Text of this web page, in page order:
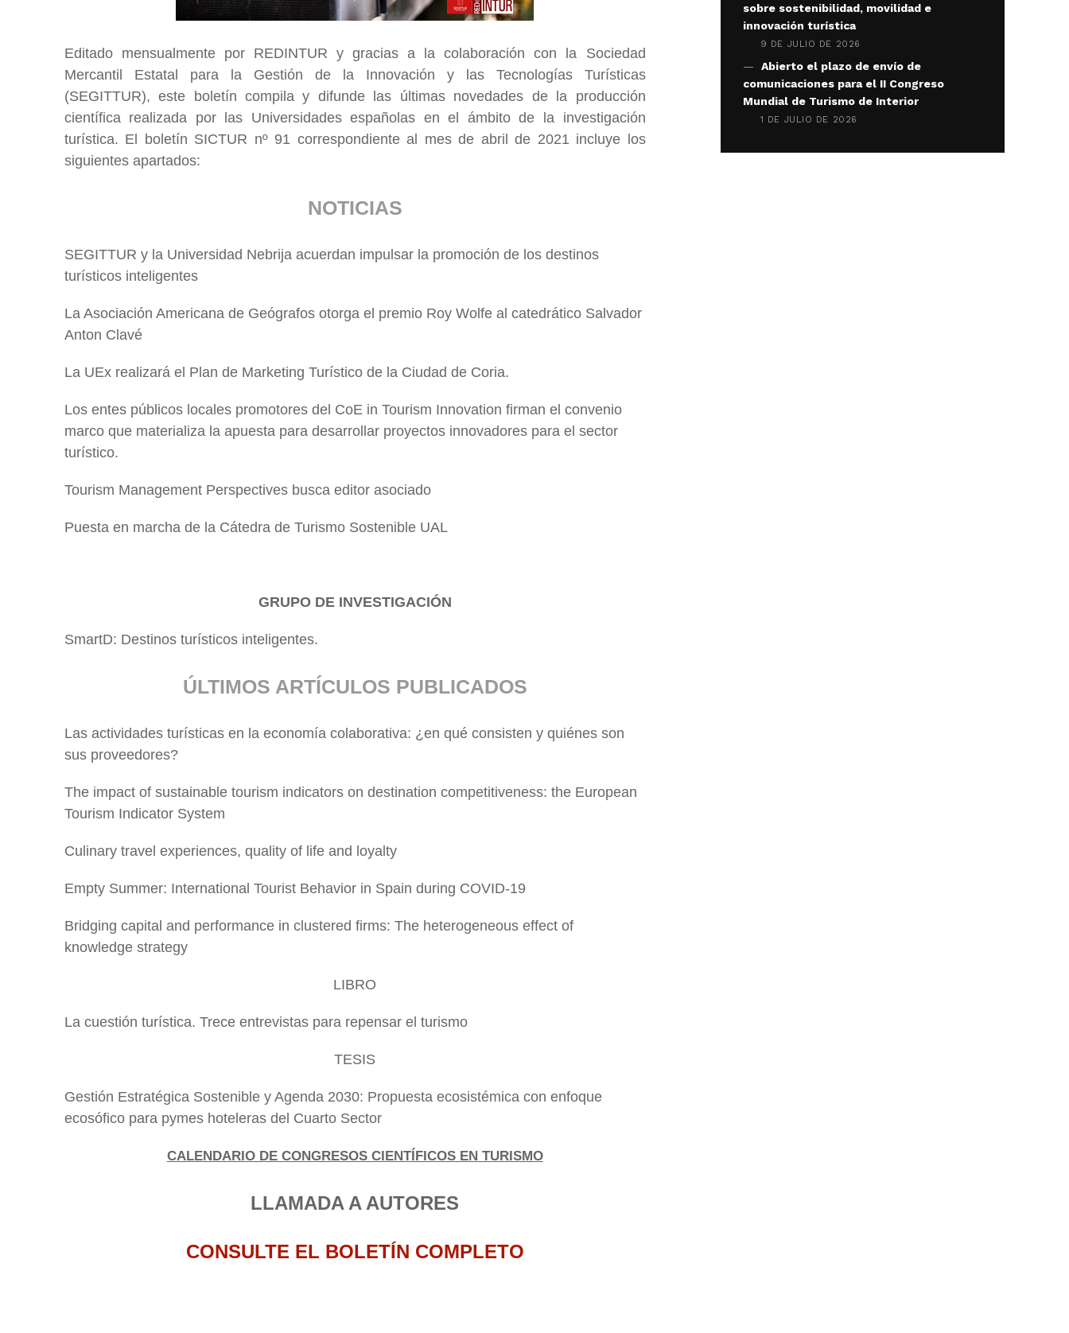
Editado mensualmente por REDINTUR y gracias a la colaboración con la Sociedad
Mercantil Estatal para la Gestión de la Innovación y las Tecnologías Turísticas
(SEGITTUR), este boletín compila y difunde las últimas novedades de la producción
científica realizada por las Universidades españolas en el ámbito de la investigación
turística. El boletín SICTUR nº 91 correspondiente al mes de abril de 2021 incluye los
siguientes apartados:
NOTICIAS
SEGITTUR y la Universidad Nebrija acuerdan impulsar la promoción de los destinos
turísticos inteligentes
La Asociación Americana de Geógrafos otorga el premio Roy Wolfe al catedrático Salvador
Anton Clavé
La UEx realizará el Plan de Marketing Turístico de la Ciudad de Coria.
Los entes públicos locales promotores del CoE in Tourism Innovation firman el convenio
marco que materializa la apuesta para desarrollar proyectos innovadores para el sector
turístico.
Tourism Management Perspectives busca editor asociado
Puesta en marcha de la Cátedra de Turismo Sostenible UAL
GRUPO DE INVESTIGACIÓN
SmartD: Destinos turísticos inteligentes.
ÚLTIMOS ARTÍCULOS PUBLICADOS
Las actividades turísticas en la economía colaborativa: ¿en qué consisten y quiénes son
sus proveedores?
The impact of sustainable tourism indicators on destination competitiveness: the European
Tourism Indicator System
Culinary travel experiences, quality of life and loyalty
Empty Summer: International Tourist Behavior in Spain during COVID-19
Bridging capital and performance in clustered firms: The heterogeneous effect of
knowledge strategy
LIBRO
La cuestión turística. Trece entrevistas para repensar el turismo
TESIS
Gestión Estratégica Sostenible y Agenda 2030: Propuesta ecosistémica con enfoque
ecosófico para pymes hoteleras del Cuarto Sector
CALENDARIO DE CONGRESOS CIENTÍFICOS EN TURISMO
LLAMADA A AUTORES
CONSULTE EL BOLETÍN COMPLETO
sobre sostenibilidad, movilidad e
innovación turística
9 DE JULIO DE 2026
Abierto el plazo de envío de
comunicaciones para el II Congreso
Mundial de Turismo de Interior
1 DE JULIO DE 2026